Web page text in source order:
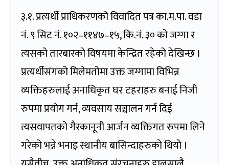
३.१. प्रत्यर्थी प्राधिकरणको विवादित पत्र का.म.पा. वडा
नं. ९ सिट नं. १०२–११४७–१५, कि.नं. ३० को जग्गा र
त्यसको तारबारको विषयमा केन्द्रित रहेको देखिन्छ ।
प्रत्यर्थीसंगको मिलेमतोमा उक्त जग्गामा विभिन्न
व्यक्तिहरुलाई अनाधिकृत घर टहराहरु बनाई निजी
रुपमा प्रयोग गर्न, व्यवसाय सञ्चालन गर्न दिई
त्यसवापतको गैरकानूनी आर्जन व्यक्तिगत रुपमा लिने
गरेको भन्ने भनाइ स्थानीय बासिन्दाहरुको थियो ।